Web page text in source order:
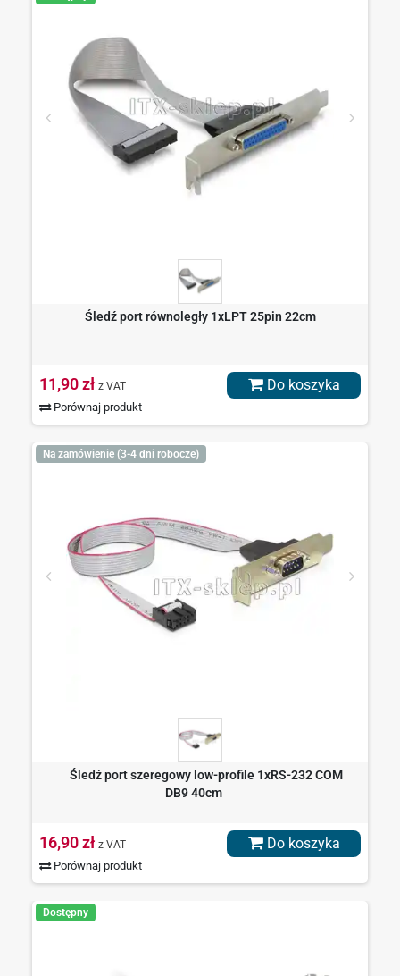
Śledź port równoległy 1xLPT 25pin 22cm
11,90 zł z VAT
Porównaj produkt
Do koszyka
Na zamówienie (3-4 dni robocze)
Śledź port szeregowy low-profile 1xRS-232 COM
DB9 40cm
16,90 zł z VAT
Porównaj produkt
Do koszyka
Dostępny